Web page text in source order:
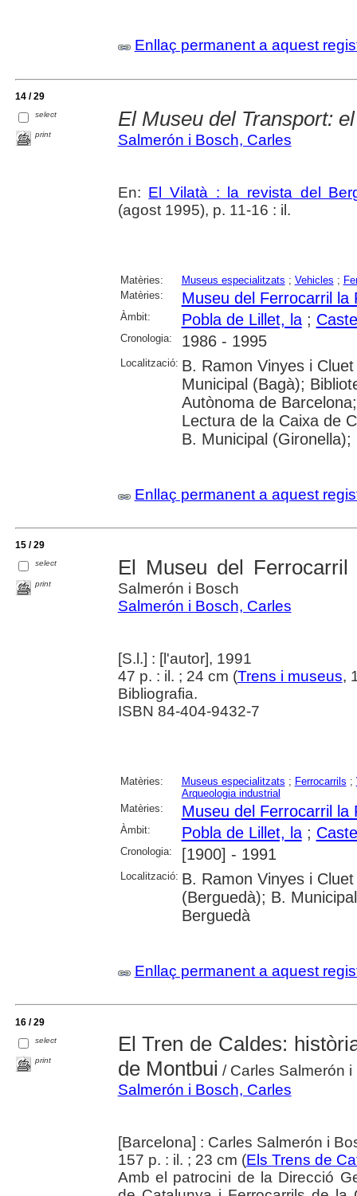
Enllaç permanent a aquest
14 / 29
select
print
El Museu del Transport:
Salmerón i Bosch, Carles
En: El Vilatà : la revista del
(agost 1995), p. 11-16 : il.
Matèries: Museus especialitzats ; Vehicles ;
Matèries:
Museu del Ferrocarril la
Àmbit: Pobla de Lillet, la;
Cronologia: 1986 - 1995
Localització: B. Ramon Vinyes i
Municipal (Bagà);
Autònoma de
Lectura de la Caixa de
B. Municipal
Enllaç permanent a aquest
15 / 29
select
print
El Museu del Ferrocarril
Salmerón i Bosch
Salmerón i Bosch, Carles
[S.l.] : [l'autor], 1991
47 p. : il. ; 24 cm (Trens i museus,
Bibliografia.
ISBN 84-404-9432-7
Matèries: Museus especialitzats ; Ferrocarrils ;
Arqueologia industrial
Matèries:
Museu del Ferrocarril la
Àmbit: Pobla de Lillet, la;
Cronologia: [1900] - 1991
Localització: B. Ramon Vinyes i
(Berguedà); B.
Berguedà
Enllaç permanent a aquest
16 / 29
select
print
El Tren de Caldes:
de Montbui / Carles Salmerón i
Salmerón i Bosch, Carles
[Barcelona] : Carles Salmerón i
157 p. : il. ; 23 cm (Els Trens de
Amb el patrocini de la Direcció